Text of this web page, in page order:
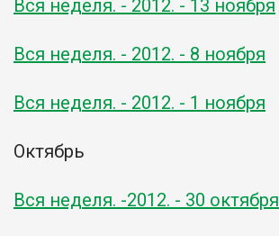
Вся неделя. - 2012. - 13 ноября
Вся неделя. - 2012. - 8 ноября
Вся неделя. - 2012. - 1 ноября
Октябрь
Вся неделя. -2012. - 30 октября